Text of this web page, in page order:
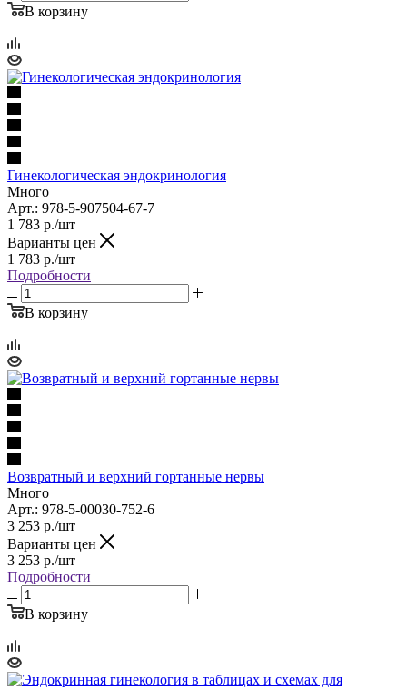
В корзину
Гинекологическая эндокринология
Много
Арт.: 978-5-907504-67-7
1 783 р./шт
Варианты цен
1 783 р./шт
Подробности
В корзину
Возвратный и верхний гортанные нервы
Много
Арт.: 978-5-00030-752-6
3 253 р./шт
Варианты цен
3 253 р./шт
Подробности
В корзину